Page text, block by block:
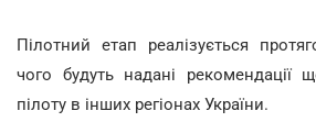
Пілотний етап реалізується
чого будуть надані рекомендації
пілоту в інших регіонах України.